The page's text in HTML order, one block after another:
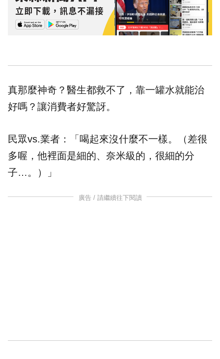
真那麼神奇？醫生都救不了，靠一罐水就能治
好嗎？讓消費者好驚訝。
民眾vs.業者：「喝起來沒什麼不一樣。（差很
多喔，他裡面是細的、奈米級的，很細的分
子…。）」
廣告 / 請繼續往下閱讀